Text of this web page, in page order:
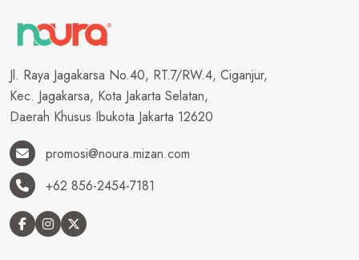
Jl. Raya Jagakarsa No.40, RT.7/RW.4, Ciganjur,
Kec. Jagakarsa, Kota Jakarta Selatan,
Daerah Khusus Ibukota Jakarta 12620
promosi@noura.mizan.com
+62 856-2454-7181